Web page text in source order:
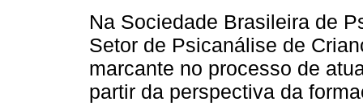
Na Sociedade Brasileira de
Setor de Psicanálise de
marcante no processo de
partir da perspectiva da